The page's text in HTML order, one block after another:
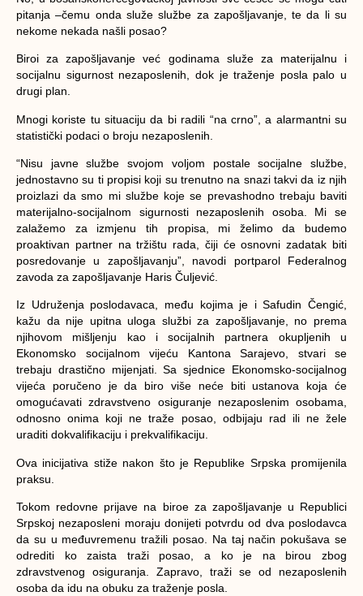
pitanja –čemu onda služe službe za zapošljavanje, te da li su
nekome nekada našli posao?
Biroi za zapošljavanje već godinama služe za materijalnu i
socijalnu sigurnost nezaposlenih, dok je traženje posla palo u
drugi plan.
Mnogi koriste tu situaciju da bi radili “na crno”, a alarmantni su
statistički podaci o broju nezaposlenih.
“Nisu javne službe svojom voljom postale socijalne službe,
jednostavno su ti propisi koji su trenutno na snazi takvi da iz njih
proizlazi da smo mi službe koje se prevashodno trebaju baviti
materijalno-socijalnom sigurnosti nezaposlenih osoba. Mi se
zalažemo za izmjenu tih propisa, mi želimo da budemo
proaktivan partner na tržištu rada, čiji će osnovni zadatak biti
posredovanje u zapošljavanju”, navodi portparol Federalnog
zavoda za zapošljavanje Haris Čuljević.
Iz Udruženja poslodavaca, među kojima je i Safudin Čengić,
kažu da nije upitna uloga službi za zapošljavanje, no prema
njihovom mišljenju kao i socijalnih partnera okupljenih u
Ekonomsko socijalnom vijeću Kantona Sarajevo, stvari se
trebaju drastično mijenjati. Sa sjednice Ekonomsko-socijalnog
vijeća poručeno je da biro više neće biti ustanova koja će
omogućavati zdravstveno osiguranje nezaposlenim osobama,
odnosno onima koji ne traže posao, odbijaju rad ili ne žele
uraditi dokvalifikaciju i prekvalifikaciju.
Ova inicijativa stiže nakon što je Republike Srpska promijenila
praksu.
Tokom redovne prijave na biroe za zapošljavanje u Republici
Srpskoj nezaposleni moraju donijeti potvrdu od dva poslodavca
da su u međuvremenu tražili posao. Na taj način pokušava se
odrediti ko zaista traži posao, a ko je na birou zbog
zdravstvenog osiguranja. Zapravo, traži se od nezaposlenih
osoba da idu na obuku za traženje posla.